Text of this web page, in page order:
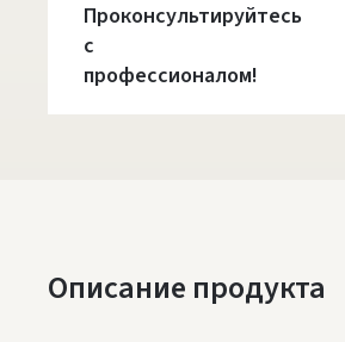
Проконсультируйтесь
с
профессионалом!
Описание продукта